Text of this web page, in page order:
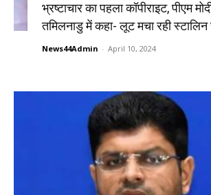
भ्रष्टाचार का पहला कॉपीराइट, पीएम
तमिलनाडु में कहा- लूट मचा रही
News44Admin - April 10, 2024